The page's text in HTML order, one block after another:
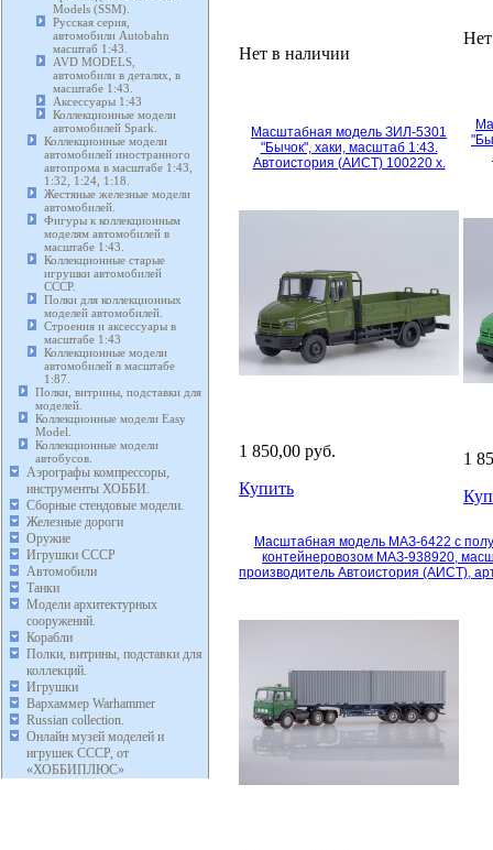
Models (SSM).
Русская серия,
автомобили Autobahn
масштаб 1:43.
AVD MODELS,
автомобили в деталях, в
масштабе 1:43.
Аксессуары 1:43
Коллекционные модели
автомобилей Spark.
Коллекционные модели
автомобилей иностранного
автопрома в масштабе 1:43,
1:32, 1:24, 1:18.
Жестяные железные модели
автомобилей.
Фигуры к коллекционным
моделям автомобилей в
масштабе 1:43.
Коллекционные старые
игрушки автомобилей
СССР.
Полки для коллекционных
моделей автомобилей.
Строения и аксессуары в
масштабе 1:43
Коллекционные модели
автомобилей в масштабе
1:87.
Полки, витрины, подставки для
моделей.
Коллекционные модели Easy
Model.
Коллекционные модели
автобусов.
Аэрографы компрессоры,
инструменты ХОББИ.
Сборные стендовые модели.
Железные дороги
Оружие
Игрушки СССР
Автомобили
Танки
Модели архитектурных
сооружений.
Корабли
Полки, витрины, подставки для
коллекций.
Игрушки
Вархаммер Warhammer
Russian collection.
Онлайн музей моделей и
игрушек СССР, от
«ХОББИПЛЮС»
Нет в наличии
Масштабная модель ЗИЛ-5301
"Бычок", хаки, масштаб 1:43.
Автоистория (АИСТ) 100220 х.
1 850,00 руб.
Купить
1
Масштабная модель МАЗ-6422 с
контейнеровозом МАЗ-938920,
производитель Автоистория (АИСТ),